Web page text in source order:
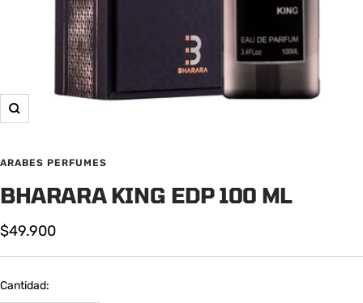
Zoom
ARABES PERFUMES
BHARARA KING EDP 100 ML
Precio
de
venta
$49.900
Cantidad: